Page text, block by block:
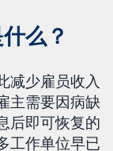
么？
减少雇员收入
主需要因病缺
后即可恢复的
工作单位早已